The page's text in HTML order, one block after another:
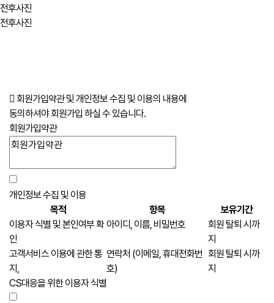
전후사진
전후사진
회원가입약관 및 개인정보 수집 및 이용의 내용에
동의하셔야 회원가입 하실 수 있습니다.
회원가입약관
개인정보 수집 및 이용
목적
항목
보유기간
이용자 식별 및 본인여부 확
인
아이디, 이름, 비밀번호
회원 탈퇴 시까
지
고객서비스 이용에 관한 통
지,
CS대응을 위한 이용자 식별
연락처 (이메일, 휴대전화번
호)
회원 탈퇴 시까
지